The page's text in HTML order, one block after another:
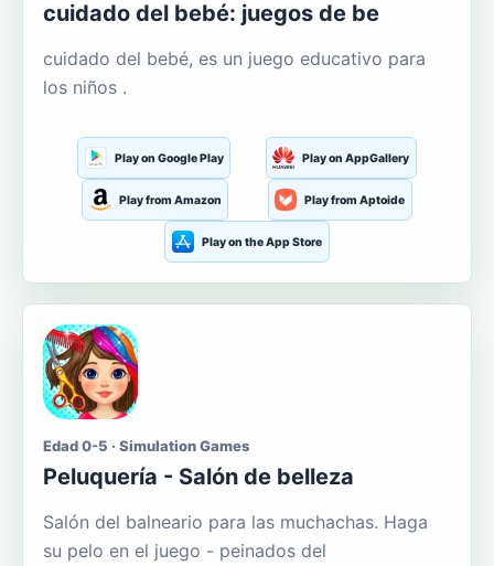
cuidado del bebé: juegos de be
cuidado del bebé, es un juego educativo para
los niños .
Play on Google Play Play on AppGallery
Play from Amazon Play from Aptoide
Play on the App Store
Edad 0-5 · Simulation Games
Peluquería - Salón de belleza
Salón del balneario para las muchachas. Haga
su pelo en el juego - peinados del